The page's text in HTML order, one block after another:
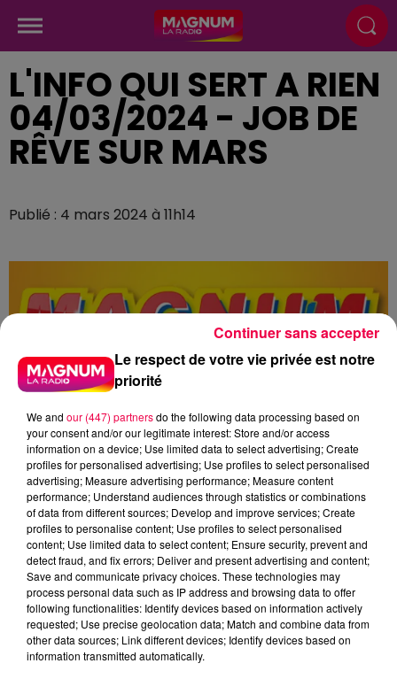
L'INFO QUI SERT A RIEN
04/03/2024 - JOB DE
RÊVE SUR MARS
Publié : 4 mars 2024 à 11h14
podcasts/2024/03/IQSAR-du-lundi-04-mars.mp3
Le respect de votre vie privée est notre
priorité
We and our (447) partnersdo the following data processing based on
your consent and/or our legitimate interest: Store and/or access
information on a device; Use limited data to select advertising; Create
profiles for personalised advertising; Use profiles to select personalised
advertising; Measure advertising performance; Measure content
performance; Understand audiences through statistics or combinations
of data from different sources; Develop and improve services; Create
profiles to personalise content; Use profiles to select personalised
content; Use limited data to select content; Ensure security, prevent and
detect fraud, and fix errors; Deliver and present advertising and content;
Save and communicate privacy choices. These technologies may
process personal data such as IP address and browsing data to offer
following functionalities: Identify devices based on information actively
requested; Use precise geolocation data; Match and combine data from
other data sources; Link different devices; Identify devices based on
information transmitted automatically.
Continuer sans accepter